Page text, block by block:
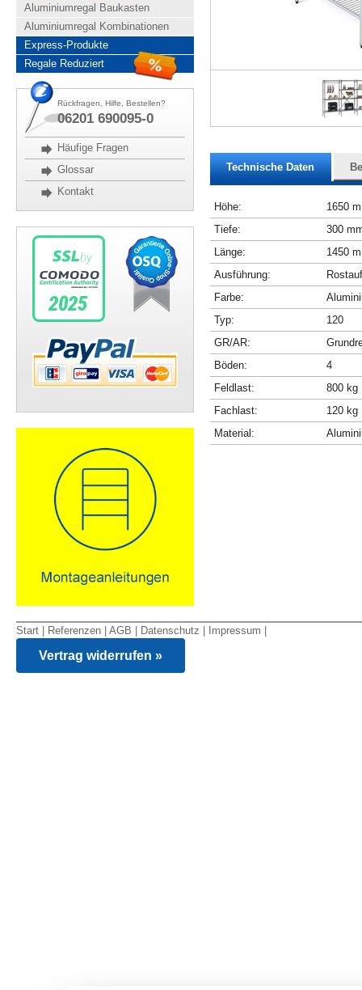
Aluminiumregal Baukasten
Aluminiumregal Kombinationen
Express-Produkte
Regale Reduziert
Rückfragen, Hilfe, Bestellen?
06201 690095-0
Häufige Fragen
Glossar
Kontakt
Technische Daten
Höhe:
1650
Tiefe:
300
Länge:
1450
Ausführung:
Farbe:
Typ:
120
GR/AR:
Böden:
4
Feldlast:
800 kg
Fachlast:
120 kg
Material:
Start Referenzen AGB Datenschutz Impressum
Vertrag widerrufen »